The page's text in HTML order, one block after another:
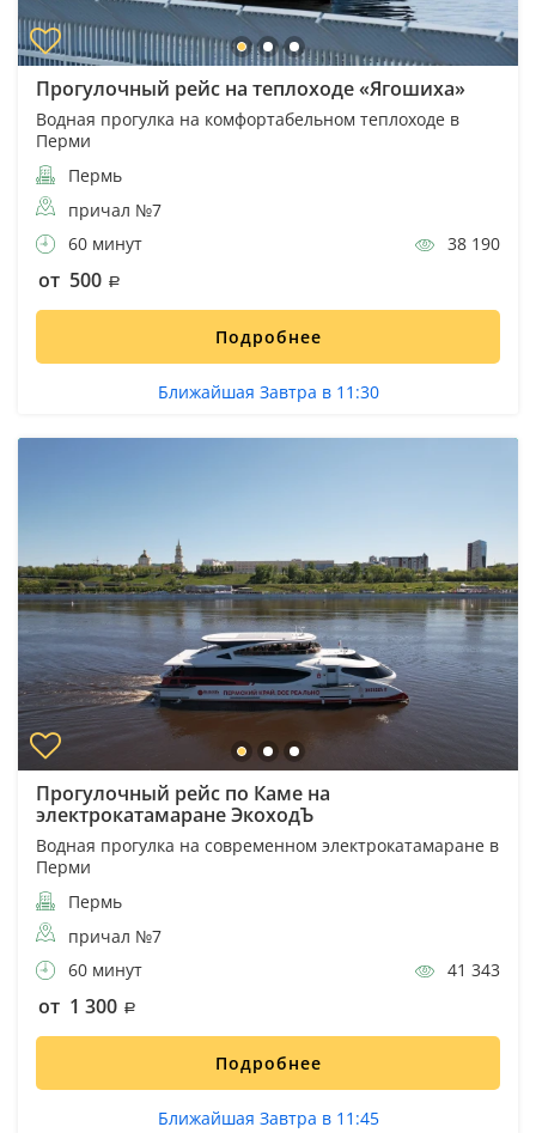
Прогулочный рейс на теплоходе «Ягошиха»
Водная прогулка на комфортабельном теплоходе в
Перми
Пермь
причал №7
60 минут
38 190
от 500
Подробнее
Ближайшая Завтра в 11:30
Прогулочный рейс по Каме на
электрокатамаране ЭкоходЪ
Водная прогулка на современном электрокатамаране в
Перми
Пермь
причал №7
60 минут
41 343
от 1 300
Подробнее
Ближайшая Завтра в 11:45